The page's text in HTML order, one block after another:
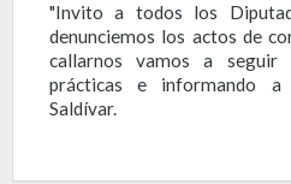
"Invito a todos los
denunciemos los actos de
callarnos vamos a seguir
prácticas e informando a
Saldívar.